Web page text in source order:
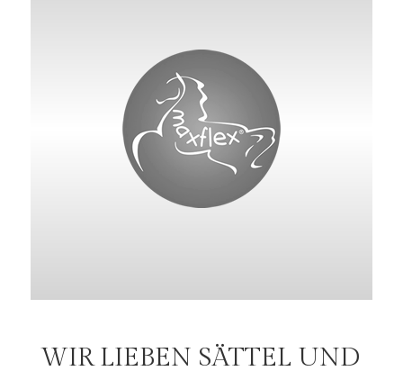
WIR LIEBEN SÄTTEL UND